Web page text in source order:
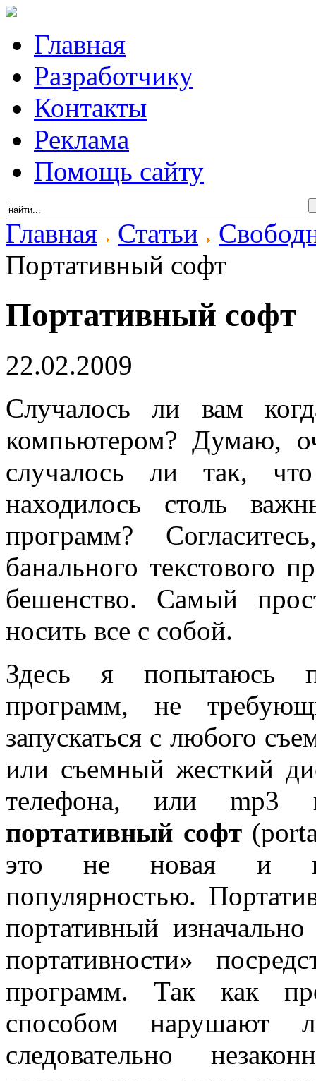
Главная
Разработчику
Контакты
Реклама
Помощь сайту
Главная Статьи
Портативный софт
Портативный софт
22.02.2009
Случалось ли вам
компьютером? Думаю,
случалось ли так,
находилось столь
программ?
банального текстового
бешенство. Самый
носить все с собой.
Здесь я попытаюсь
программ, не
запускаться с любого
или съемный жесткий
телефона, или mp3
портативный софт
это не новая и
популярностью.
портативный
портативности»
программ. Так как
способом нарушают
следовательно